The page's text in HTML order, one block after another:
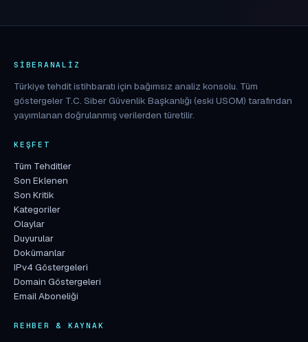
SIBERANALIZ
Türkiye tehdit istihbaratı için bağımsız analiz konsolu. Tüm
göstergeler T.C. Siber Güvenlik Başkanlığı (eski USOM) tarafından
yayımlanan doğrulanmış verilerden türetilir.
KEŞFET
Tüm Tehditler
Son Eklenen
Son Kritik
Kategoriler
Olaylar
Duyurular
Dokümanlar
IPv4 Göstergeleri
Domain Göstergeleri
Email Aboneliği
REHBER & KAYNAK